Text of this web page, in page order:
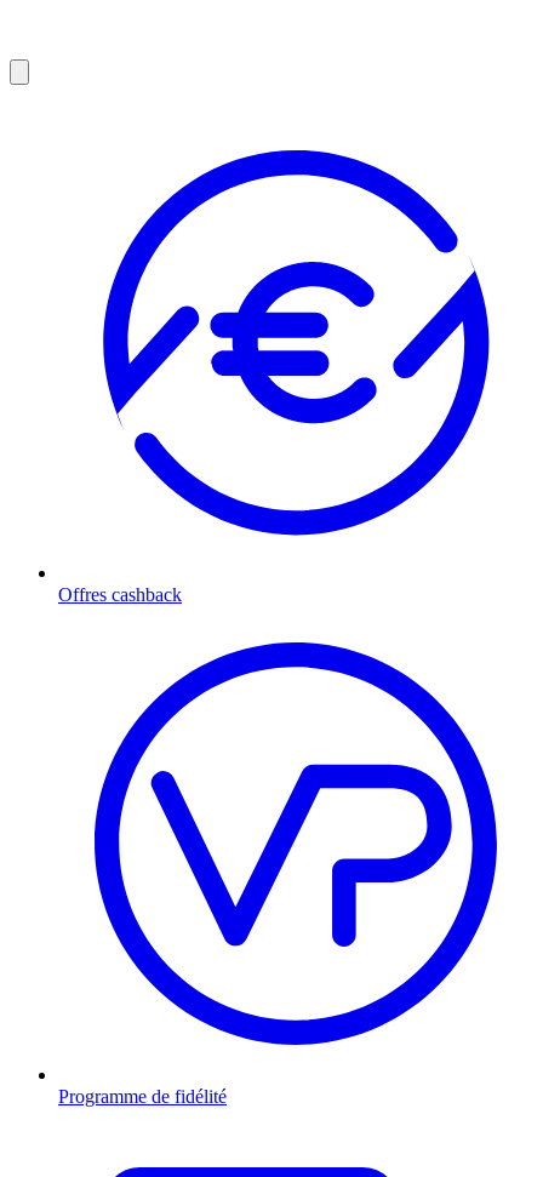
Offres cashback
Programme de fidélité